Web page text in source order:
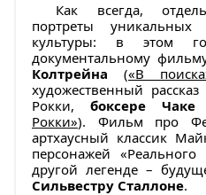
Как всегда,
портреты уникальных
культуры: в этом
документальному
Колтрейна («В
художественный
Рокки, боксере Чаке
Рокки»). Фильм про
артхаусный классик
персонажей
другой легенде –
Сильвестру Сталлоне.